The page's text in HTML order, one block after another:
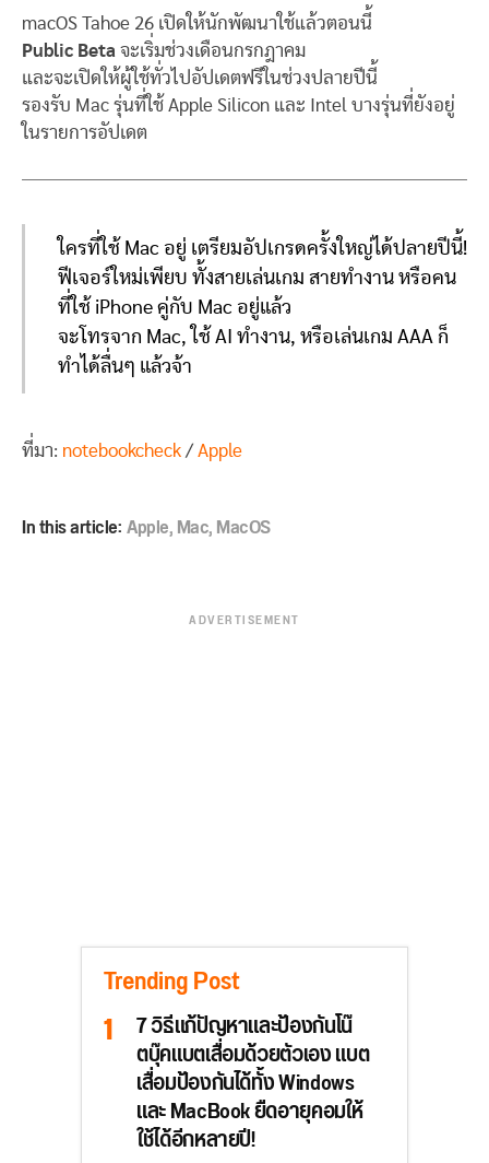
macOS Tahoe 26 เปิดให้นักพัฒนาใช้แล้วตอนนี้
Public Beta จะเริ่มช่วงเดือนกรกฎาคม
และจะเปิดให้ผู้ใช้ทั่วไปอัปเดตฟรีในช่วงปลายปีนี้
รองรับ Mac รุ่นที่ใช้ Apple Silicon และ Intel บางรุ่นที่ยังอยู่
ในรายการอัปเดต
ใครที่ใช้ Mac อยู่ เตรียมอัปเกรดครั้งใหญ่ได้ปลายปีนี้!
ฟีเจอร์ใหม่เพียบ ทั้งสายเล่นเกม สายทำงาน หรือคน
ที่ใช้ iPhone คู่กับ Mac อยู่แล้ว
จะโทรจาก Mac, ใช้ AI ทำงาน, หรือเล่นเกม AAA ก็
ทำได้ลื่นๆ แล้วจ้า
ที่มา: notebookcheck / Apple
In this article:Apple,Mac,MacOS
ADVERTISEMENT
Trending Post
7 วิธีแก้ปัญหาและป้องกันโน๊
ตบุ๊คแบตเสื่อมด้วยตัวเอง แบต
เสื่อมป้องกันได้ทั้ง Windows
และ MacBook ยืดอายุคอมให้
ใช้ได้อีกหลายปี!